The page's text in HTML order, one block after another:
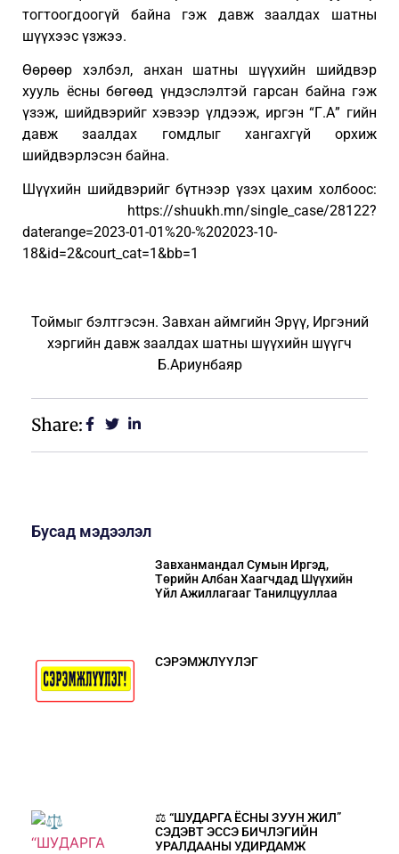
тогтоогдоогүй байна гэж давж заалдах шатны
шүүхээс үзжээ.
Өөрөөр хэлбэл, анхан шатны шүүхийн шийдвэр
хууль ёсны бөгөөд үндэслэлтэй гарсан байна гэж
үзэж, шийдвэрийг хэвээр үлдээж, иргэн “Г.А” гийн
давж заалдах гомдлыг хангахгүй орхиж
шийдвэрлэсэн байна.
Шүүхийн шийдвэрийг бүтнээр үзэх цахим холбоос:
https://shuukh.mn/single_case/28122?
daterange=2023-01-01%20-%202023-10-
18&id=2&court_cat=1&bb=1
Тоймыг бэлтгэсэн. Завхан аймгийн Эрүү, Иргэний
хэргийн давж заалдах шатны шүүхийн шүүгч
Б.Ариунбаяр
Share:
Бусад мэдээлэл
Завханмандал Сумын Иргэд,
Төрийн Албан Хаагчдад Шүүхийн
Үйл Ажиллагааг Танилцууллаа
СЭРЭМЖЛҮҮЛЭГ
⚖️ “ШУДАРГА ЁСНЫ ЗУУН ЖИЛ”
СЭДЭВТ ЭССЭ БИЧЛЭГИЙН
УРАЛДААНЫ УДИРДАМЖ